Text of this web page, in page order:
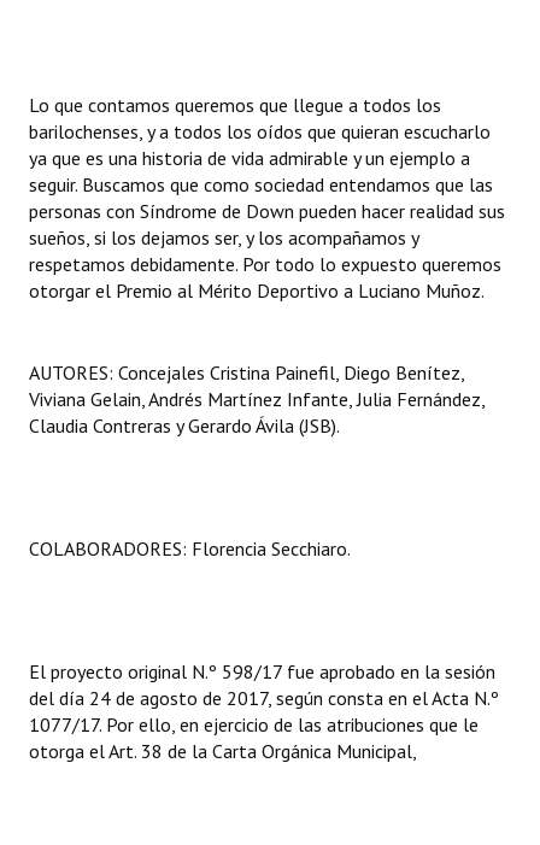
Reconocimientos - Registro
Bariloche, Municipio intercultural
Entrega de distinciones
REFORMA DE LA CARTA ORGÁNICA
Lo que contamos queremos que llegue a todos los
barilochenses, y a todos los oídos que quieran escucharlo
ya que es una historia de vida admirable y un ejemplo a
seguir. Buscamos que como sociedad entendamos que las
personas con Síndrome de Down pueden hacer realidad sus
sueños, si los dejamos ser, y los acompañamos y
respetamos debidamente. Por todo lo expuesto queremos
otorgar el Premio al Mérito Deportivo a Luciano Muñoz.
AUTORES: Concejales Cristina Painefil, Diego Benítez,
Viviana Gelain, Andrés Martínez Infante, Julia Fernández,
Claudia Contreras y Gerardo Ávila (JSB).
COLABORADORES: Florencia Secchiaro.
El proyecto original N.º 598/17 fue aprobado en la sesión
del día 24 de agosto de 2017, según consta en el Acta N.º
1077/17. Por ello, en ejercicio de las atribuciones que le
otorga el Art. 38 de la Carta Orgánica Municipal,